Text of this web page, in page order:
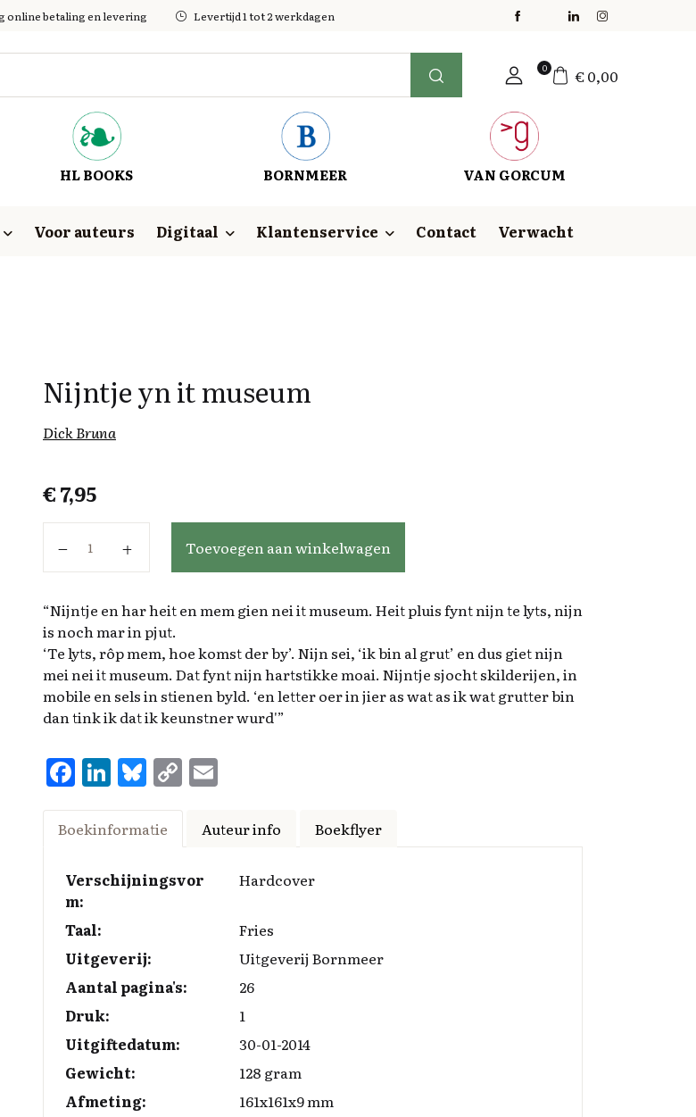
online betaling en levering Levertijd 1 tot 2 werkdagen
0 €0,00
HL BOOKS BORNMEER VAN GORCUM
Voor auteurs Digitaal Klantenservice Contact Verwacht
Nijntje yn it museum
Dick Bruna
€7,95
Toevoegen aan winkelwagen
“Nijntje en har heit en mem gien nei it museum. Heit pluis fynt nijn te lyts, nijn
is noch mar in pjut.
‘Te lyts, rôp mem, hoe komst der by’. Nijn sei, ‘ik bin al grut’ en dus giet nijn
mei nei it museum. Dat fynt nijn hartstikke moai. Nijntje sjocht skilderijen, in
mobile en sels in stienen byld. ‘en letter oer in jier as wat as ik wat grutter bin
dan tink ik dat ik keunstner wurd'”
F
a
ce
o
o
k
Li
n
k
d
Bl
u
es
y
C
o
y
Li
ai
Boekinformatie Auteur info Boekflyer
Verschijningsvor
m:
Hardcover
Taal:
Fries
Uitgeverij:
Uitgeverij Bornmeer
Aantal pagina's:
26
Druk:
1
Uitgiftedatum:
30-01-2014
Gewicht:
128 gram
Afmeting:
161x161x9 mm